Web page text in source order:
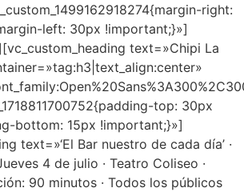
right:
left: 30px !important;}»]
text=»Chipi La
top: 30px
bottom: 15px !important;}»]
text=»‘El Bar nuestro de cada día’ ·
4 de julio · Teatro Coliseo ·
90 minutos · Todos los públicos